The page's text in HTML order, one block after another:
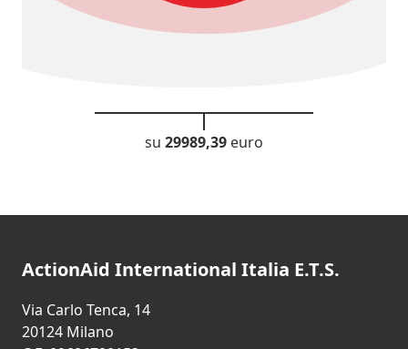
su 29989,39 euro
ActionAid International Italia E.T.S.
Via Carlo Tenca, 14
20124 Milano